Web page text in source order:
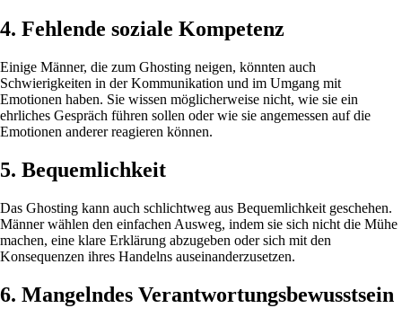
4. Fehlende soziale Kompetenz
Einige Männer, die zum Ghosting neigen, könnten auch
Schwierigkeiten in der Kommunikation und im Umgang mit
Emotionen haben. Sie wissen möglicherweise nicht, wie sie ein
ehrliches Gespräch führen sollen oder wie sie angemessen auf die
Emotionen anderer reagieren können.
5. Bequemlichkeit
Das Ghosting kann auch schlichtweg aus Bequemlichkeit geschehen.
Männer wählen den einfachen Ausweg, indem sie sich nicht die Mühe
machen, eine klare Erklärung abzugeben oder sich mit den
Konsequenzen ihres Handelns auseinanderzusetzen.
6. Mangelndes Verantwortungsbewusstsein